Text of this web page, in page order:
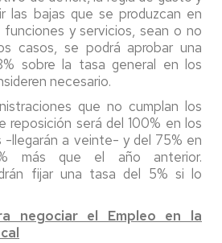
las bajas que se produzcan en
y servicios, sean o no
casos, se podrá aprobar una
sobre la tasa general en los
necesario.
que no cumplan los
reposición será del 100% en los
-llegarán a veinte- y del 75% en
más que el año anterior.
fijar una tasa del 5% si lo
negociar el Empleo en la